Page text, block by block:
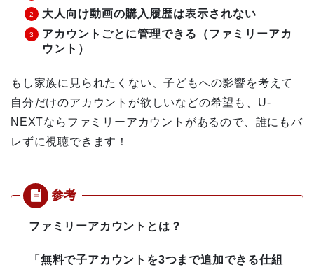
大人向け動画の購入履歴は表示されない
アカウントごとに管理できる（ファミリーアカ
ウント）
もし家族に見られたくない、子どもへの影響を考えて
自分だけのアカウントが欲しいなどの希望も、U-
NEXTならファミリーアカウントがあるので、誰にもバ
レずに視聴できます！
ファミリーアカウントとは？
「無料で子アカウントを3つまで追加できる仕組